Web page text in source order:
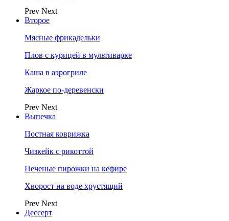
Prev Next
Второе
Мясные фрикадельки
Плов с курицей в мультиварке
Каша в аэрогриле
Жаркое по-деревенски
Prev Next
Выпечка
Постная коврижка
Чизкейк с рикоттой
Печеные пирожки на кефире
Хворост на воде хрустящий
Prev Next
Дессерт